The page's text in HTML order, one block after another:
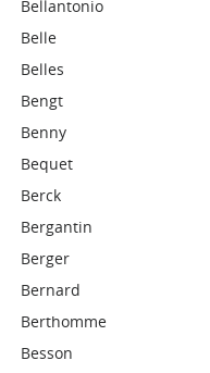
Bellantonio
Belle
Belles
Bengt
Benny
Bequet
Berck
Bergantin
Berger
Bernard
Berthomme
Besson